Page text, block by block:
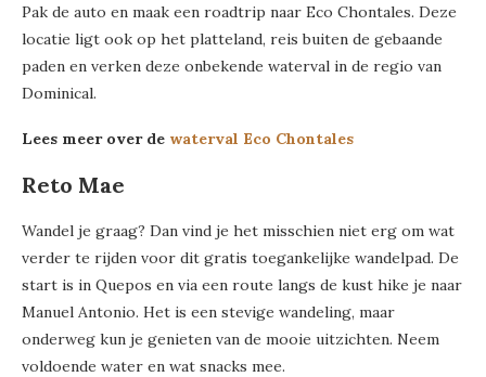
Pak de auto en maak een roadtrip naar Eco Chontales. Deze
locatie ligt ook op het platteland, reis buiten de gebaande
paden en verken deze onbekende waterval in de regio van
Dominical.
Lees meer over de waterval Eco Chontales
Reto Mae
Wandel je graag? Dan vind je het misschien niet erg om wat
verder te rijden voor dit gratis toegankelijke wandelpad. De
start is in Quepos en via een route langs de kust hike je naar
Manuel Antonio. Het is een stevige wandeling, maar
onderweg kun je genieten van de mooie uitzichten. Neem
voldoende water en wat snacks mee.